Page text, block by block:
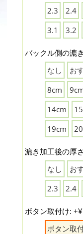
2.3
2.4
3.1
3.2
バックル側の漉
なし
お
8cm
14cm
19cm
漉き加工後の厚
なし
お
2.3
2.4
ボタン取付け:
ボタン取